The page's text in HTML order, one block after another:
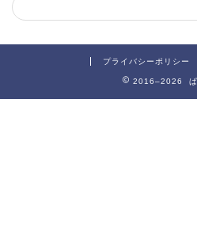
プライバシーポリシー
2016–2026 ぱ